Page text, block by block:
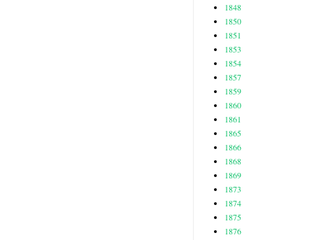
1848
1850
1851
1853
1854
1857
1859
1860
1861
1865
1866
1868
1869
1873
1874
1875
1876